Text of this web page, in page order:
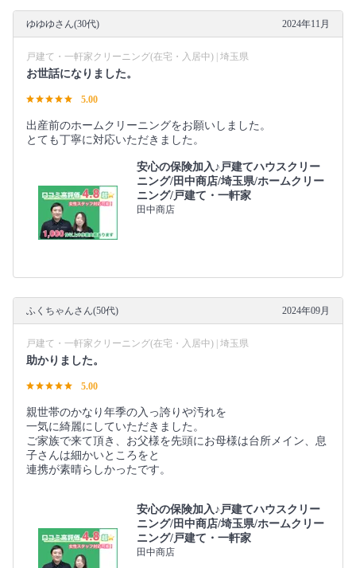
ゆゆゆさん(30代) 2024年11月
戸建て・一軒家クリーニング(在宅・入居中) | 埼玉県
お世話になりました。
5.00
出産前のホームクリーニングをお願いしました。
とても丁寧に対応いただきました。
安心の保険加入♪戸建てハウスクリー
ニング/田中商店/埼玉県/ホームクリー
ニング/戸建て・一軒家
田中商店
ふくちゃんさん(50代) 2024年09月
戸建て・一軒家クリーニング(在宅・入居中) | 埼玉県
助かりました。
5.00
親世帯のかなり年季の入っ誇りや汚れを
一気に綺麗にしていただきました。
ご家族で来て頂き、お父様を先頭にお母様は台所メイン、息
子さんは細かいところをと
連携が素晴らしかったです。
安心の保険加入♪戸建てハウスクリー
ニング/田中商店/埼玉県/ホームクリー
ニング/戸建て・一軒家
田中商店